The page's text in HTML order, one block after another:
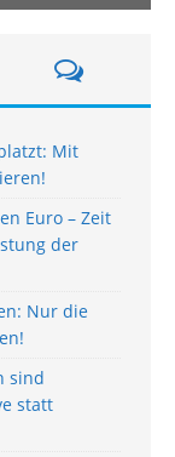
Mit
Euro – Zeit
der
Nur die
sind
statt